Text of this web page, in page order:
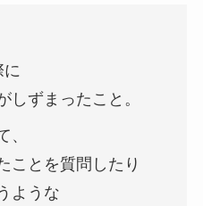
に
しずまったこと。
、
ことを質問したり
ような